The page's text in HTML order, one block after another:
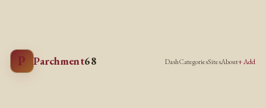
P Parchment68 DashCategoriesSitesAbout+ Add